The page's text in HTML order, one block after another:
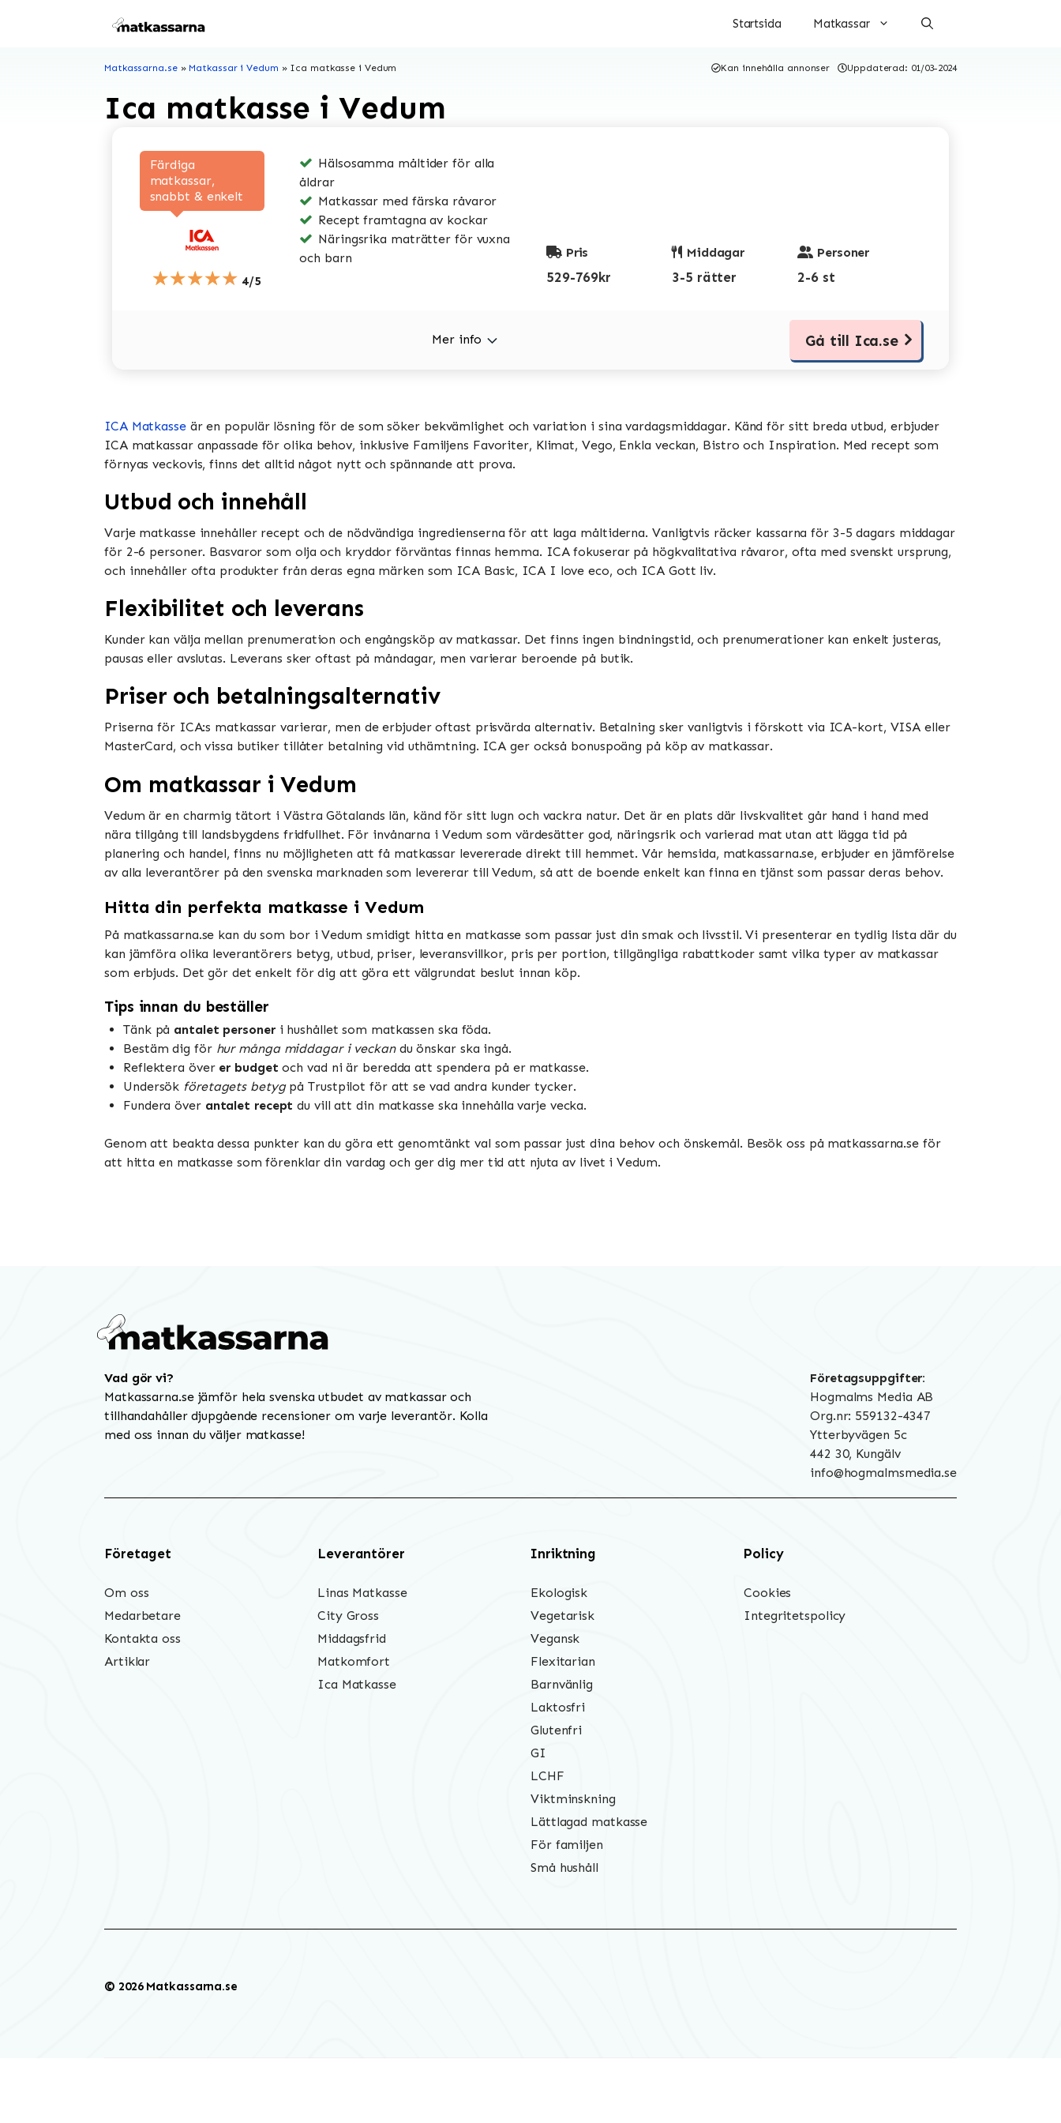
Startsida Matkassar
Matkassarna.se» Matkassar i Vedum » Ica matkasse i Vedum Kan innehålla annonser Uppdaterad: 01/03-2024
Ica matkasse i Vedum
Färdiga
matkassar,
snabbt & enkelt
★★★★★ 4/5
Hälsosamma måltider för alla
åldrar
Matkassar med färska råvaror
Recept framtagna av kockar
Näringsrika maträtter för vuxna
och barn
Pris
529-769kr
Middagar
3-5 rätter
Personer
2-6 st
Mer info Gå till Ica.se
ICA Matkasseär en populär lösning för de som söker bekvämlighet och variation i sina vardagsmiddagar. Känd för sitt breda utbud, erbjuder
ICA matkassar anpassade för olika behov, inklusive Familjens Favoriter, Klimat, Vego, Enkla veckan, Bistro och Inspiration​​​​. Med recept som
förnyas veckovis, finns det alltid något nytt och spännande att prova​​.
Utbud och innehåll
Varje matkasse innehåller recept och de nödvändiga ingredienserna för att laga måltiderna. Vanligtvis räcker kassarna för 3-5 dagars middagar
för 2-6 personer. Basvaror som olja och kryddor förväntas finnas hemma​​. ICA fokuserar på högkvalitativa råvaror, ofta med svenskt ursprung,
och innehåller ofta produkter från deras egna märken som ICA Basic, ICA I love eco, och ICA Gott liv​​.
Flexibilitet och leverans
Kunder kan välja mellan prenumeration och engångsköp av matkassar. Det finns ingen bindningstid, och prenumerationer kan enkelt justeras,
pausas eller avslutas. Leverans sker oftast på måndagar, men varierar beroende på butik​​​​.
Priser och betalningsalternativ
Priserna för ICA:s matkassar varierar, men de erbjuder oftast prisvärda alternativ. Betalning sker vanligtvis i förskott via ICA-kort, VISA eller
MasterCard, och vissa butiker tillåter betalning vid uthämtning. ICA ger också bonuspoäng på köp av matkassar​​.
Om matkassar i Vedum
Vedum är en charmig tätort i Västra Götalands län, känd för sitt lugn och vackra natur. Det är en plats där livskvalitet går hand i hand med
nära tillgång till landsbygdens fridfullhet. För invånarna i Vedum som värdesätter god, näringsrik och varierad mat utan att lägga tid på
planering och handel, finns nu möjligheten att få matkassar levererade direkt till hemmet. Vår hemsida, matkassarna.se, erbjuder en jämförelse
av alla leverantörer på den svenska marknaden som levererar till Vedum, så att de boende enkelt kan finna en tjänst som passar deras behov.
Hitta din perfekta matkasse i Vedum
På matkassarna.se kan du som bor i Vedum smidigt hitta en matkasse som passar just din smak och livsstil. Vi presenterar en tydlig lista där du
kan jämföra olika leverantörers betyg, utbud, priser, leveransvillkor, pris per portion, tillgängliga rabattkoder samt vilka typer av matkassar
som erbjuds. Det gör det enkelt för dig att göra ett välgrundat beslut innan köp.
Tips innan du beställer
Tänk på antalet personeri hushållet som matkassen ska föda.
Bestäm dig för hur många middagar i veckandu önskar ska ingå.
Reflektera över er budget och vad ni är beredda att spendera på er matkasse.
Undersök företagets betygpå Trustpilot för att se vad andra kunder tycker.
Fundera över antalet recept du vill att din matkasse ska innehålla varje vecka.
Genom att beakta dessa punkter kan du göra ett genomtänkt val som passar just dina behov och önskemål. Besök oss på matkassarna.se för
att hitta en matkasse som förenklar din vardag och ger dig mer tid att njuta av livet i Vedum.
Vad gör vi?
Matkassarna.se jämför hela svenska utbudet av matkassar och
tillhandahåller djupgående recensioner om varje leverantör. Kolla
med oss innan du väljer matkasse!
Företagsuppgifter:
Hogmalms Media AB
Org.nr: 559132-4347
Ytterbyvägen 5c
442 30, Kungälv
info@hogmalmsmedia.se
Företaget
Om oss
Medarbetare
Kontakta oss
Artiklar
Leverantörer
Linas Matkasse
City Gross
Middagsfrid
Matkomfort
Ica Matkasse
Inriktning
Ekologisk
Vegetarisk
Vegansk
Flexitarian
Barnvänlig
Laktosfri
Glutenfri
GI
LCHF
Viktminskning
Lättlagad matkasse
För familjen
Små hushåll
Policy
Cookies
Integritetspolicy
© 2026 Matkassarna.se